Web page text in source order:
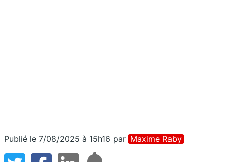
Publié le 7/08/2025 à 15h16 par Maxime Raby